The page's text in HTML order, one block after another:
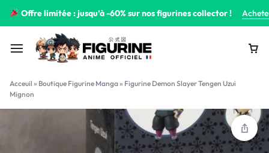
Offre limitée : jusqu’à -60% sur nos figurines collector !
Acceuil » Boutique Figurine Manga» Figurine Demon Slayer Tengen Uzui
Mignon